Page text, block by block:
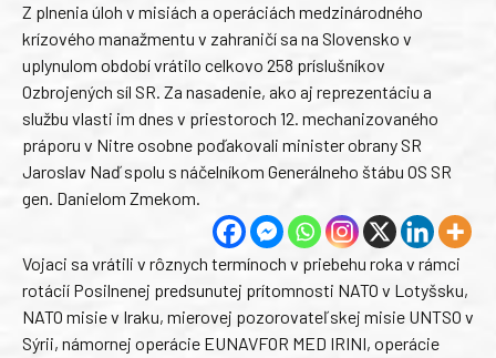
Z plnenia úloh v misiách a operáciách medzinárodného
krízového manažmentu v zahraničí sa na Slovensko v
uplynulom období vrátilo celkovo 258 príslušníkov
Ozbrojených síl SR. Za nasadenie, ako aj reprezentáciu a
službu vlasti im dnes v priestoroch 12. mechanizovaného
práporu v Nitre osobne poďakovali minister obrany SR
Jaroslav Naď spolu s náčelníkom Generálneho štábu OS SR
gen. Danielom Zmekom.
Vojaci sa vrátili v rôznych termínoch v priebehu roka v rámci
rotácií Posilnenej predsunutej prítomnosti NATO v Lotyšsku,
NATO misie v Iraku, mierovej pozorovateľskej misie UNTSO v
Sýrii, námornej operácie EUNAVFOR MED IRINI, operácie